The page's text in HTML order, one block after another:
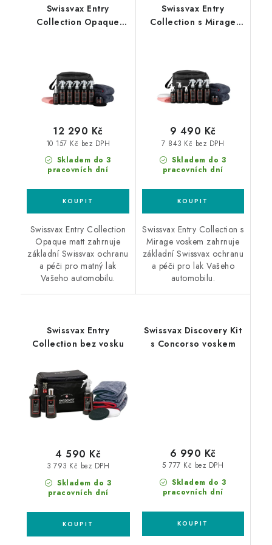
Swissvax Entry
Collection Opaque
Skladem do 3
pracovních dní
10 157 Kč bez DPH
12 290 Kč
Swissvax Entry Collection
Opaque matt zahrnuje
základní Swissvax ochranu
a péči pro matný lak
Vašeho automobilu.
Swissvax Entry
Collection s Mirage
Skladem do 3
pracovních dní
7 843 Kč bez DPH
9 490 Kč
Swissvax Entry Collection s
Mirage voskem zahrnuje
základní Swissvax ochranu
a péči pro lak Vašeho
automobilu.
Swissvax Entry
Collection bez vosku
Skladem do 3
pracovních dní
3 793 Kč bez DPH
4 590 Kč
Swissvax Discovery Kit
s Concorso voskem
Skladem do 3
pracovních dní
5 777 Kč bez DPH
6 990 Kč